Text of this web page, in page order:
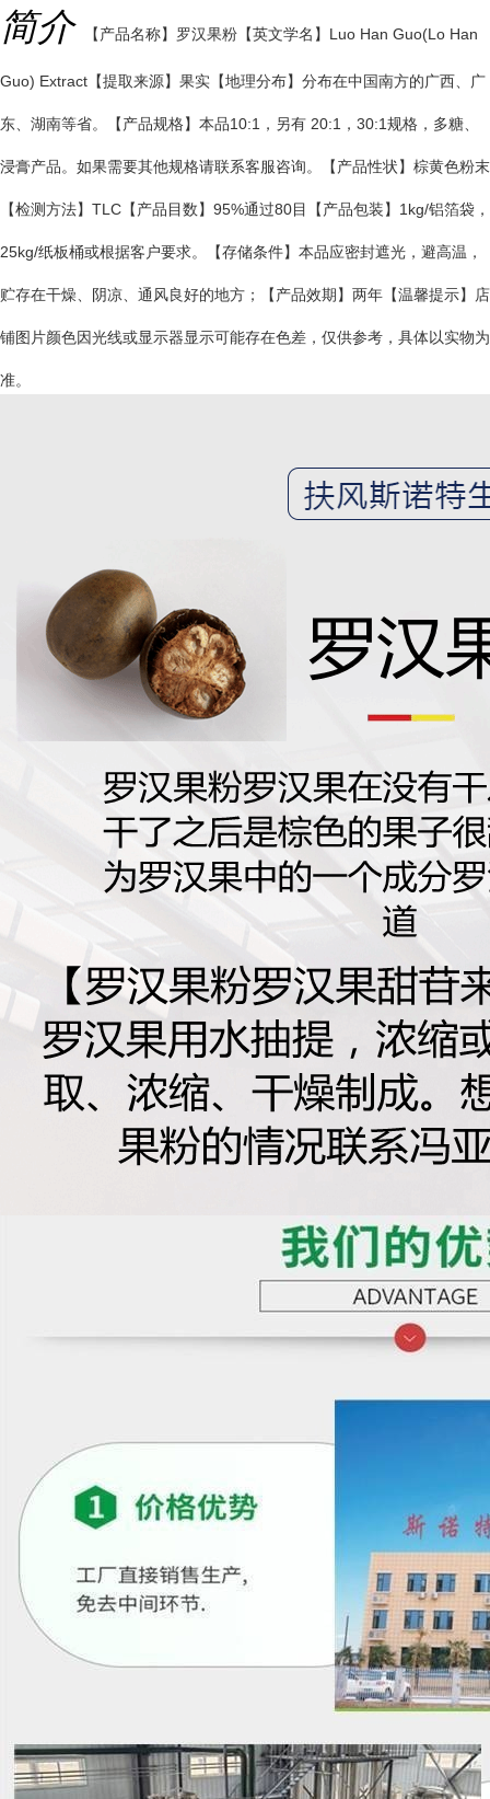
简介
【产品名称】罗汉果粉 【英文学名】Luo Han Guo(Lo Han
Guo) Extract 【提取来源】果实 【地理分布】分布在中国南方的广西、广
东、湖南等省。 【产品规格】本品10:1，另有 20:1，30:1规格，多糖、
浸膏产品。如果需要其他规格请联系客服咨询。 【产品性状】棕黄色粉末
【检测方法】TLC 【产品目数】95%通过80目 【产品包装】1kg/铝箔袋，
25kg/纸板桶或根据客户要求。 【存储条件】本品应密封遮光，避高温，
贮存在干燥、阴凉、通风良好的地方； 【产品效期】两年 【温馨提示】店
铺图片颜色因光线或显示器显示可能存在色差，仅供参考，具体以实物为
准。